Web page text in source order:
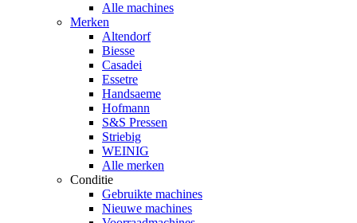
Alle machines
Merken
Altendorf
Biesse
Casadei
Essetre
Handsaeme
Hofmann
S&S Pressen
Striebig
WEINIG
Alle merken
Conditie
Gebruikte machines
Nieuwe machines